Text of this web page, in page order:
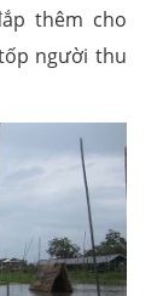
thêm cho
người thu